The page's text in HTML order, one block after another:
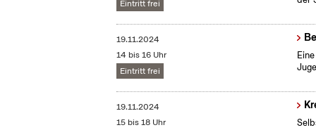
Eintritt frei
19.11.2024
14 bis 16 Uhr
Eintritt frei
19.11.2024
15 bis 18 Uhr